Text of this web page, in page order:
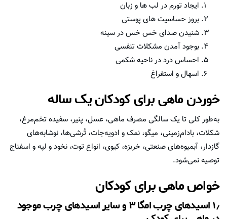
ایجاد تورم در لب ها و زبان
بروز حساسیت های پوستی
شنیدن صدای خس خس در سینه
بوجود آمدن مشکلات تنفسی
احساس درد در ناحیه شکمی
اسهال و استفراغ
خوردن ماهی برای کودکان یک ساله
به‌طور کلی تا یک سالگی مصرف ماهی، عسل، پنیر، سفیده تخم‌مرغ،
شکلات، بادام‌زمینی، میگو، نمک و ادویه‌جات، تُرشی‌ها، نوشابه‌های
گازدار، آبمیوه‌های صنعتی، خربزه، کیوی، انواع توت، نخود و لپه و اسفناج
توصیه نمی‌شود.
خواص ماهی برای کودکان
۱٫ اسیدهای چرب امگا ۳ و سایر اسیدهای چرب موجود